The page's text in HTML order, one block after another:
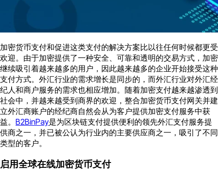
加密货币支付和促进这类支付的解决方案比以往任何时候都更受
欢迎。由于加密提供了一种安全、可靠和透明的交易方式，加密
继续吸引着越来越多的用户，因此越来越多的企业开始接受这种
支付方式。外汇行业的需求增长是同步的，而外汇行业对外汇经
纪人和商户服务的需求也相应增加。随着加密支付越来越渗透到
社会中，并越来越受到商界的欢迎，整合加密货币支付网关并建
立外汇商账户的经纪商自然会从为客户提供加密支付服务中获
益。 B2BinPay是为区块链支付提供便利的领先外汇支付服务提
供商之一，并已被公认为行业内的主要供应商之一，吸引了不同
类型的客户。
启用全球在线加密货币支付